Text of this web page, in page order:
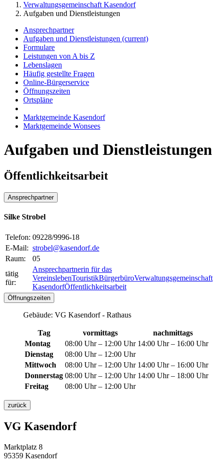
Verwaltungsgemeinschaft Kasendorf
Aufgaben und Dienstleistungen
Ansprechpartner
Aufgaben und Dienstleistungen (current)
Formulare
Leistungen von A bis Z
Lebenslagen
Häufig gestellte Fragen
Online-Bürgerservice
Öffnungszeiten
Ortspläne
Marktgemeinde Kasendorf
Marktgemeinde Wonsees
Aufgaben und Dienstleistungen
Öffentlichkeitsarbeit
Ansprechpartner
Silke Strobel
Telefon: 09228/9996-18
E-Mail: strobel@kasendorf.de
Raum:
05
tätig
für:
Ansprechpartnerin für das
VereinslebenTouristikBürgerbüroVerwaltungsgemeinschaft
KasendorfÖffentlichkeitsarbeit
Öffnungszeiten
Gebäude: VG Kasendorf - Rathaus
Tag vormittags
nachmittags
Montag
08:00 Uhr – 12:00 Uhr 14:00 Uhr – 16:00 Uhr
Dienstag
08:00 Uhr – 12:00 Uhr
Mittwoch
08:00 Uhr – 12:00 Uhr 14:00 Uhr – 16:00 Uhr
Donnerstag 08:00 Uhr – 12:00 Uhr 14:00 Uhr – 18:00 Uhr
Freitag
08:00 Uhr – 12:00 Uhr
zurück
VG Kasendorf
Marktplatz 8
95359 Kasendorf